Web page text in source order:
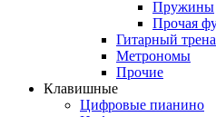
Пружины
Прочая
Гитарный
Метрономы
Прочие
Клавишные
Цифровые пианино